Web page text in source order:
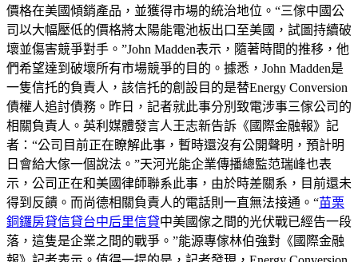
價格在美國傾銷產品，並獲得市場的統治地位。“三傢中國公
司以大幅壓低的價格將太陽能電池板出口至美國，試圖持續破
壞並傷害競爭對手。”John Madden表示，隨著時間的推移，他
們希望達到破壞所有市場競爭的目的。據悉，John Madden是
一隻信托的負責人，該信托的創設目的是替Energy Conversion
債權人追討債務。昨日，記者就此事分別致電涉事三傢公司的
相關負責人。英利媒體發言人王志新告訴《國際金融報》記
者：“公司目前正在瞭解此事，暫時還沒有公開聲明，預計明
日會給大傢一個說法。”天河光能企業傳播總監范瑞峰也表
示，公司正在和美國律師聯系此事，由於時差關系，目前還未
得到反饋。而尚德相關負責人的電話則一直無法接通。“苗栗
銅鑼房貸信貸台中后里信貸中美國傢之間的光伏戰已經告一段
落，這隻是企業之間的戰爭。”能源專傢林伯強對《國際金融